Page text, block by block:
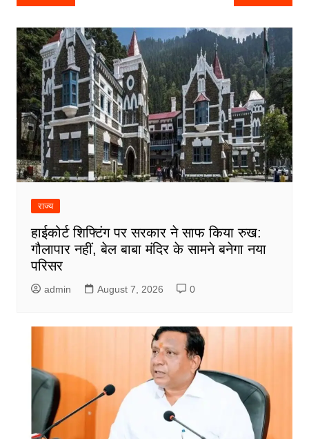
navigation
राज्य
हाईकोर्ट शिफ्टिंग पर सरकार ने साफ किया रुख:
गौलापार नहीं, बेल बाबा मंदिर के सामने बनेगा नया
परिसर
admin August 7, 2026 0